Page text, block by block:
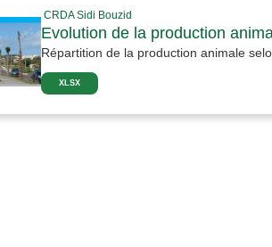
CRDA Sidi Bouzid
Evolution de la production
Répartition de la production animale
XLSX